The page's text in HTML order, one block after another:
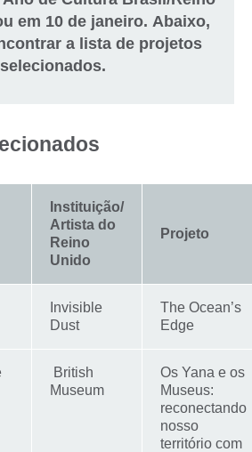
em 10 de janeiro. Abaixo,
a lista de projetos
selecionados.
Instituição/
Artista do
Reino
Unido
Projeto
Invisible
Dust
The Ocean’s
Edge
British
Museum
Os Yana e os
Museus:
reconectando
nosso
território com